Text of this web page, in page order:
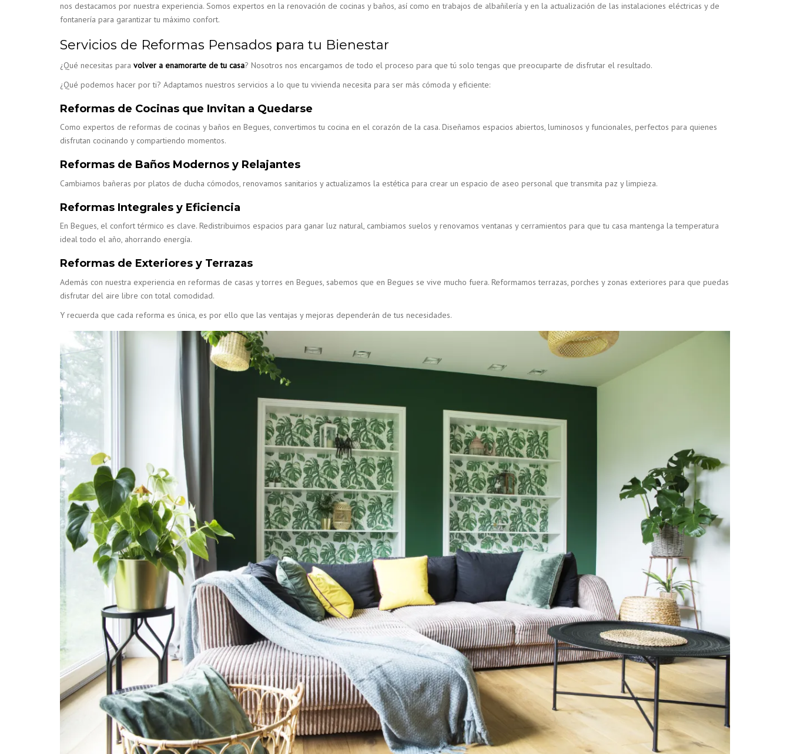
nos destacamos por nuestra experiencia. Somos expertos en la renovación de cocinas y baños, así como en trabajos de albañilería y en la actualización de las instalaciones eléctricas y de
fontanería para garantizar tu máximo confort.
Servicios de Reformas Pensados para tu Bienestar
¿Qué necesitas para volver a enamorarte de tu casa? Nosotros nos encargamos de todo el proceso para que tú solo tengas que preocuparte de disfrutar el resultado.
¿Qué podemos hacer por ti? Adaptamos nuestros servicios a lo que tu vivienda necesita para ser más cómoda y eficiente:
Reformas de Cocinas que Invitan a Quedarse
Como expertos de reformas de cocinas y baños en Begues, convertimos tu cocina en el corazón de la casa. Diseñamos espacios abiertos, luminosos y funcionales, perfectos para quienes
disfrutan cocinando y compartiendo momentos.
Reformas de Baños Modernos y Relajantes
Cambiamos bañeras por platos de ducha cómodos, renovamos sanitarios y actualizamos la estética para crear un espacio de aseo personal que transmita paz y limpieza.
Reformas Integrales y Eficiencia
En Begues, el confort térmico es clave. Redistribuimos espacios para ganar luz natural, cambiamos suelos y renovamos ventanas y cerramientos para que tu casa mantenga la temperatura
ideal todo el año, ahorrando energía.
Reformas de Exteriores y Terrazas
Además con nuestra experiencia en reformas de casas y torres en Begues, sabemos que en Begues se vive mucho fuera. Reformamos terrazas, porches y zonas exteriores para que puedas
disfrutar del aire libre con total comodidad.
Y recuerda que cada reforma es única, es por ello que las ventajas y mejoras dependerán de tus necesidades.